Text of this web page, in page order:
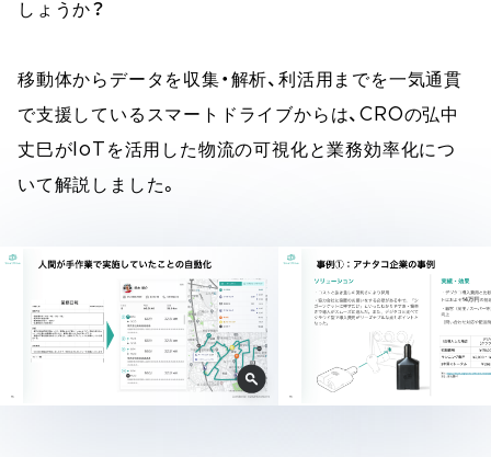
しょうか？
移動体からデータを収集・解析、利活用までを一気通貫
で支援しているスマートドライブからは、CROの弘中
丈巳がIoTを活用した物流の可視化と業務効率化につ
いて解説しました。